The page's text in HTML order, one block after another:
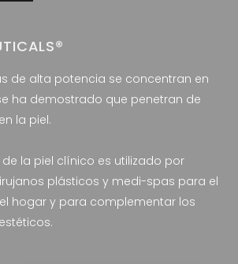
de alta potencia se concentran en
ha demostrado que penetran de
la piel.
la piel clínico es utilizado por
plásticos y medi-spas para el
hogar y para complementar los